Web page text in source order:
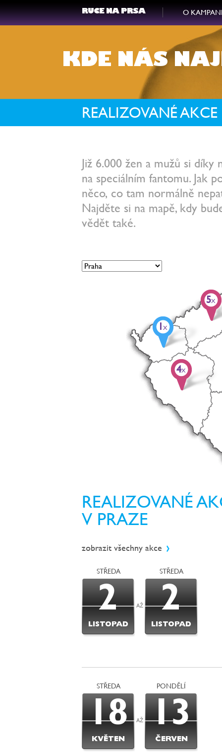
RUCE NA PRSA O
KDE NÁS
REALIZOVANÉ AKCE
Již 6.000 žen a mužů si díky
na speciálním fantomu. Jak
něco, co tam normálně
Najděte si na mapě, kdy
vědět také.
1 X
4X
5X
REALIZOVANÉ
V PRAZE
zobrazit všechny akce
STŘEDA
2
LISTOPAD
AŽ
STŘEDA
2
LISTOPAD
STŘEDA
18
KVĚTEN
AŽ
PONDĚLÍ
13
ČERVEN